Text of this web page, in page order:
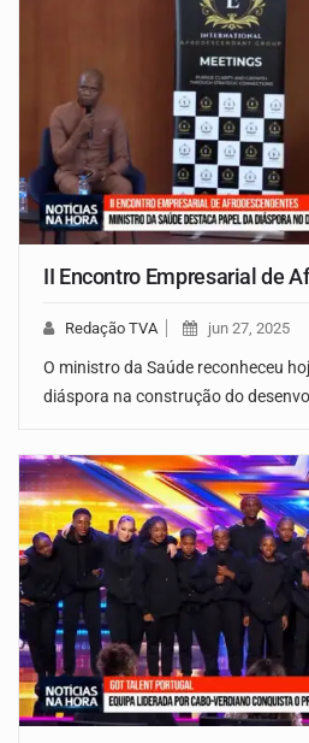
II Encontro Empresarial de
Redação TVA jun 27, 2025
O ministro da Saúde reconheceu
diáspora na construção do